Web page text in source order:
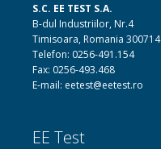
S.C. EE TEST S.A.
B-dul Industriilor, Nr.4
Timisoara, Romania 300714
Telefon: 0256-491.154
Fax: 0256-493.468
E-mail: eetest@eetest.ro
EE Test